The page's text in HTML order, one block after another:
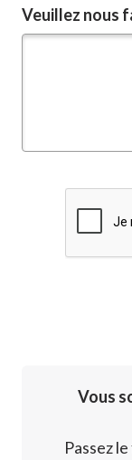
Veuillez nous
Vous
Passez